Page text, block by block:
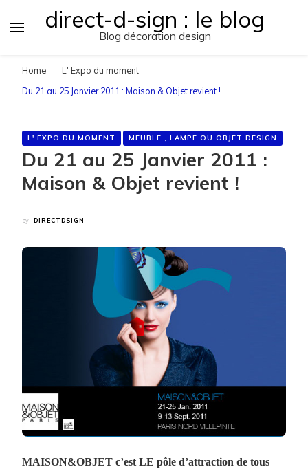
direct-d-sign : le blog
Blog décoration design
Home
L' Expo du moment
Du 21 au 25 Janvier 2011 : Maison & Objet revient !
L' EXPO DU MOMENT MEUBLE , LAMPE OU OBJET DESIGN
Du 21 au 25 Janvier 2011 :
Maison & Objet revient !
by DIRECTDSIGN
MAISON&OBJET c’est LE pôle d’attraction de tous